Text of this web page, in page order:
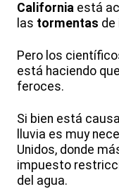
California está
las tormentas de
Pero los
está haciendo
feroces.
Si bien está
lluvia es muy
Unidos, donde
impuesto
del agua.